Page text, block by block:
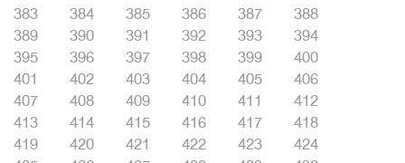
383
384 385 386 387
388
389
390 391 392 393
394
395
396 397 398 399
400
401
402 403 404 405
406
407
408 409 410 411
412
413
414 415 416 417
418
419
420 421 422 423
424